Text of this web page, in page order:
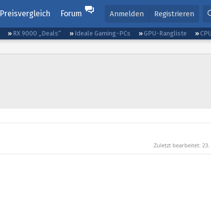
Preisvergleich Forum Anmelden Registrieren
RX 9000 „Deals“ Ideale Gaming-PCs GPU-Rangliste
Zuletzt bearbeitet: